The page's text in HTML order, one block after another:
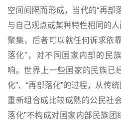
空间间隔而形成，当代的“再部
与自己观点或某种特性相同的
聚集，后者可以就任何诉求依
落化”，对不同国家内部的民
响。世界上一些国家的民族已
化”、“再部落化”的过程，从传
重新组合成比较成熟的公民社
落化”不构成对国家内部民族